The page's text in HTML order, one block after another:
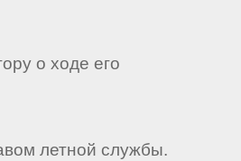
о ходе его
летной службы.